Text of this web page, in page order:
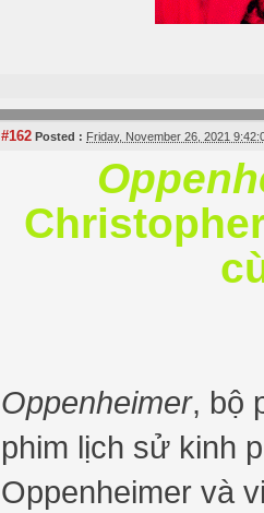
#162 Posted : Friday, November 26, 2021
Oppenheimer, bộ
phim lịch sử kinh
Oppenheimer và